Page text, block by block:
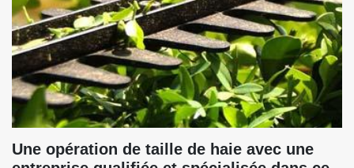
Une opération de taille de haie avec une